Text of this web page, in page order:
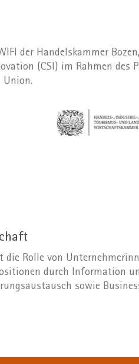
der Handelskammer
(CSI) im Rahmen des
Union.
Rolle von
durch Information
sowie